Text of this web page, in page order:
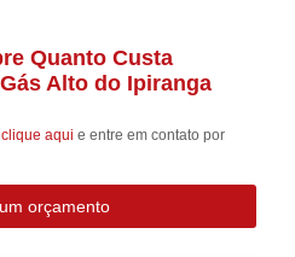
Quanto Custa
Alto do Ipiranga
clique aqui e entre em contato por
orçamento